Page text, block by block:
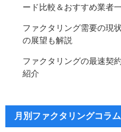
ード比較＆おすすめ業者
ファクタリング需要の現
の展望も解説
ファクタリングの最速契
紹介
月別ファクタリングコラム